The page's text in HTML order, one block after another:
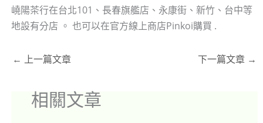
嶢陽茶行在台北101、長春旗艦店、永康街、新竹、台中等
地設有分店 。 也可以在官方線上商店Pinkoi購買 .
← 上一篇文章 下一篇文章 →
相關文章